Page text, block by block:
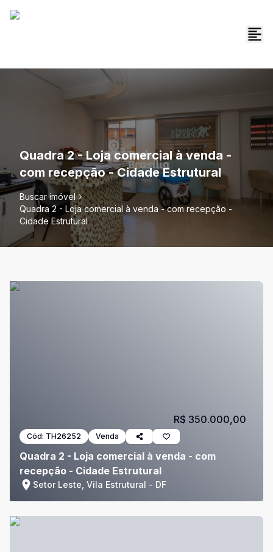
Quadra 2 - Loja comercial à venda -
com recepção - Cidade Estrutural
Buscar imóvel
Quadra 2 - Loja comercial à venda - com recepção -
Cidade Estrutural
Cód: TH26252 Venda
Quadra 2 - Loja comercial à venda - com
recepção - Cidade Estrutural
Setor Leste, Vila Estrutural - DF
R$ 350.000,00